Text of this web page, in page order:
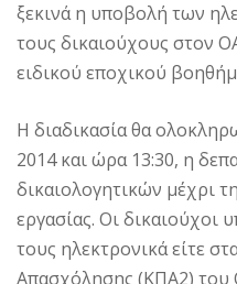
ξεκινά η υποβολή των
τους δικαιούχους στον
ειδικού εποχικού
Η διαδικασία θα
2014 και ώρα 13:30, η
δικαιολογητικών µέχρι
εργασίας. Οι δικαιούχοι
τους ηλεκτρονικά είτε
Απασχόλησης (ΚΠΑ2) του